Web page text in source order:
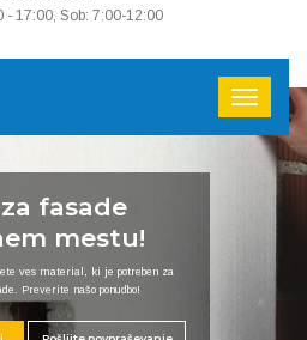
- 17:00, Sob: 7:00-12:00